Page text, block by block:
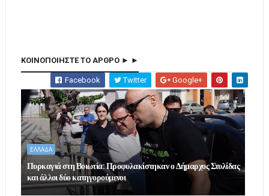
ΚΟΙΝΟΠΟΙΗΣΤΕ ΤΟ ΑΡΘΡΟ ► ►
Facebook Twitter Google+
ΕΛΛΑΔΑ
Πυρκαγιά στη Βοιωτία: Προφυλακίστηκαν ο Δήμαρχος Στυλίδας
και άλλοι δύο κατηγορούμενοι